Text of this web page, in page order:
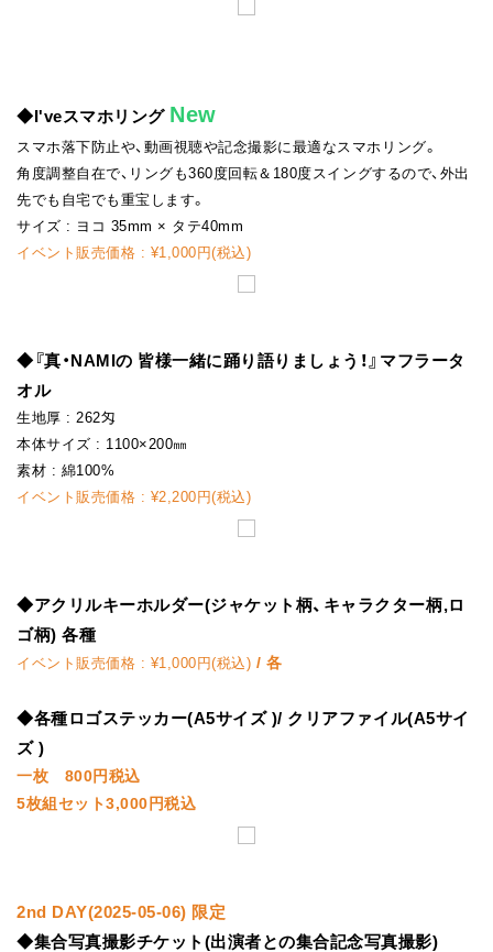
◆I'veスマホリング New
スマホ落下防止や、動画視聴や記念撮影に最適なスマホリング。
角度調整自在で、リングも360度回転＆180度スイングするので、外出
先でも自宅でも重宝します。
サイズ : ヨコ 35mm × タテ40mm
イベント販売価格 : ¥1,000円(税込)
◆『真・NAMIの 皆様一緒に踊り語りましょう！』マフラータ
オル
生地厚 : 262匁
本体サイズ : 1100×200㎜
素材 : 綿100%
イベント販売価格 : ¥2,200円(税込)
◆アクリルキーホルダー(ジャケット柄、キャラクター柄,ロ
ゴ柄) 各種
イベント販売価格 : ¥1,000円(税込) / 各
◆各種ロゴステッカー(A5サイズ )/ クリアファイル(A5サイ
ズ )
一枚 800円税込
5枚組セット3,000円税込
2nd DAY(2025-05-06) 限定
◆集合写真撮影チケット(出演者との集合記念写真撮影)